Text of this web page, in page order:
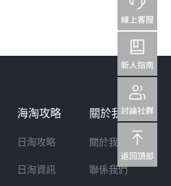
海淘攻略
日淘攻略
日淘資訊
關於我們
關於我們
聯係我們